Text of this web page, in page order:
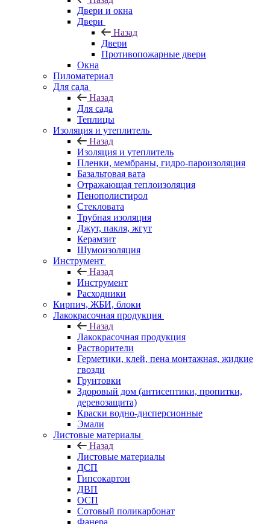
Двери и окна
Двери
Назад
Двери
Противопожарные двери
Окна
Пиломатериал
Для сада
Назад
Для сада
Теплицы
Изоляция и утеплитель
Назад
Изоляция и утеплитель
Пленки, мембраны, гидро-пароизоляция
Базальтовая вата
Отражающая теплоизоляция
Пенополистирол
Стекловата
Трубная изоляция
Джут, пакля, жгут
Керамзит
Шумоизоляция
Инструмент
Назад
Инструмент
Расходники
Кирпич, ЖБИ, блоки
Лакокрасочная продукция
Назад
Лакокрасочная продукция
Растворители
Герметики, клей, пена монтажная, жидкие
гвозди
Грунтовки
Здоровый дом (антисептики, пропитки,
деревозащита)
Краски водно-дисперсионные
Эмали
Листовые материалы
Назад
Листовые материалы
ДСП
Гипсокартон
ДВП
ОСП
Сотовый поликарбонат
Фанера